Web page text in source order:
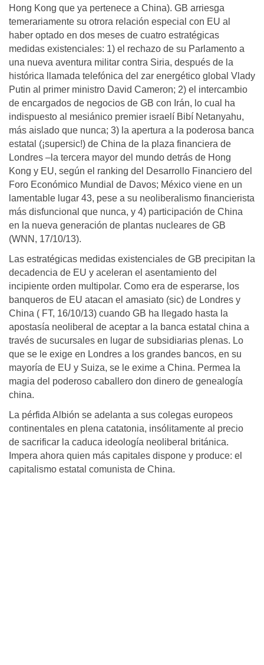
Hong Kong que ya pertenece a China). GB arriesga
temerariamente su otrora relación especial con EU al
haber optado en dos meses de cuatro estratégicas
medidas existenciales: 1) el rechazo de su Parlamento a
una nueva aventura militar contra Siria, después de la
histórica llamada telefónica del zar energético global Vlady
Putin al primer ministro David Cameron; 2) el intercambio
de encargados de negocios de GB con Irán, lo cual ha
indispuesto al mesiánico premier israelí Bibí Netanyahu,
más aislado que nunca; 3) la apertura a la poderosa banca
estatal (¡supersic!) de China de la plaza financiera de
Londres –la tercera mayor del mundo detrás de Hong
Kong y EU, según el ranking del Desarrollo Financiero del
Foro Económico Mundial de Davos; México viene en un
lamentable lugar 43, pese a su neoliberalismo financierista
más disfuncional que nunca, y 4) participación de China
en la nueva generación de plantas nucleares de GB
(WNN, 17/10/13).
Las estratégicas medidas existenciales de GB precipitan la
decadencia de EU y aceleran el asentamiento del
incipiente orden multipolar. Como era de esperarse, los
banqueros de EU atacan el amasiato (sic) de Londres y
China ( FT, 16/10/13) cuando GB ha llegado hasta la
apostasía neoliberal de aceptar a la banca estatal china a
través de sucursales en lugar de subsidiarias plenas. Lo
que se le exige en Londres a los grandes bancos, en su
mayoría de EU y Suiza, se le exime a China. Permea la
magia del poderoso caballero don dinero de genealogía
china.
La pérfida Albión se adelanta a sus colegas eu­ropeos
continentales en plena catatonia, insólitamente al precio
de sacrificar la caduca ideología neoliberal británica.
Impera ahora quien más capitales dispone y produce: el
capitalismo estatal comunista de China.